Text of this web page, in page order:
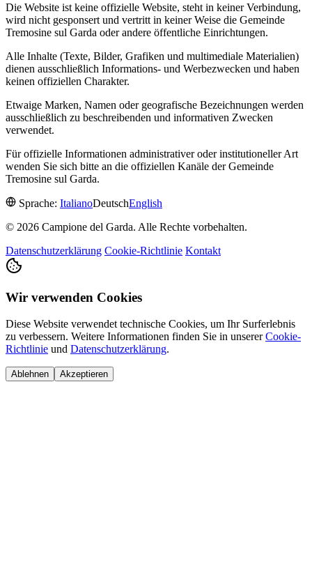
Die Website ist keine offizielle Website, steht in keiner Verbindung,
wird nicht gesponsert und vertritt in keiner Weise die Gemeinde
Tremosine sul Garda oder andere öffentliche Einrichtungen.
Alle Inhalte (Texte, Bilder, Grafiken und multimediale Materialien)
dienen ausschließlich Informations- und Werbezwecken und haben
keinen offiziellen Charakter.
Etwaige Marken, Namen oder geografische Bezeichnungen werden
ausschließlich zu beschreibenden und informativen Zwecken
verwendet.
Für offizielle Informationen administrativer oder institutioneller Art
wenden Sie sich bitte an die offiziellen Kanäle der Gemeinde
Tremosine sul Garda.
Sprache: ItalianoDeutschEnglish
© 2026 Campione del Garda. Alle Rechte vorbehalten.
Datenschutzerklärung Cookie-Richtlinie Kontakt
Wir verwenden Cookies
Diese Website verwendet technische Cookies, um Ihr Surferlebnis
zu verbessern. Weitere Informationen finden Sie in unsererCookie-
Richtlinie und Datenschutzerklärung.
Ablehnen Akzeptieren